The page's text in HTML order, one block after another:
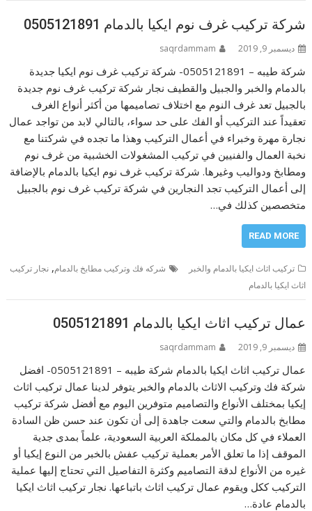
شركة تركيب غرف نوم ايكيا بالدمام 0505121891
ديسمبر 9, 2019 saqrdammam
شركة طيبه – 0505121891- شركة تركيب غرف نوم ايكيا جديدة
بالدمام والخبر والجبيل والقطيف نجار شركة تركيب غرف نوم جديدة
بالجبيل تعد غرف النوم مع اختلاف تصاميمها من أكثر أنواع الغرف
تعقيداً عند التركيب أو الفك على حد سواء، بالتالي لابد من تواجد عمال
نجارة مهرة وخبراء في أعمال التركيب وهذا ما تجده في شركتنا مع
نخبة العمال والفنيين في تركيب المشغولات الخشبية من غرف نوم
ومطابخ ودواليب وغيرها. شركة تركيب غرف نوم ايكيا بالدمام بالإضافة
إلى أعمال التركيب تجد النجارين في شركة تركيب غرف نوم بالجبيل
متخصصين كذلك في…
READ MORE
تركيب اثاث ايكيا بالدمام والخبر شركه فك وتركيب مطابخ بالدمام,نجار تركيب
اثاث ايكيا بالدمام
عمال تركيب اثاث ايكيا بالدمام 0505121891
ديسمبر 9, 2019 saqrdammam
عمال تركيب اثاث ايكيا بالدمام شركة طيبه – 0505121891- افضل
شركة فك وتركيب الاثاث بالدمام والخبر يتوفر لدينا عمال تركيب اثاث
إيكيا بمختلف الأنواع والتصاميم متوفرين اليوم مع أفضل شركة تركيب
مطابخ بالدمام والتي سعت جاهدة إلى أن تكون عند حسن ظن السادة
العملاء في كل مكان بالمملكة العربية السعودية، علماً بمدى جدية
الموقف إذا ما تعلق الأمر بعملية تركيب عفش بالخبر من النوع إيكيا أو
غيره من الأنواع لدقة التصاميم وكثرة التفاصيل التي تحتاج إليها عملية
التركيب ككل ويقوم عمال تركيب اثاث باتباعها. نجار تركيب اثاث ايكيا
بالدمام عادة…